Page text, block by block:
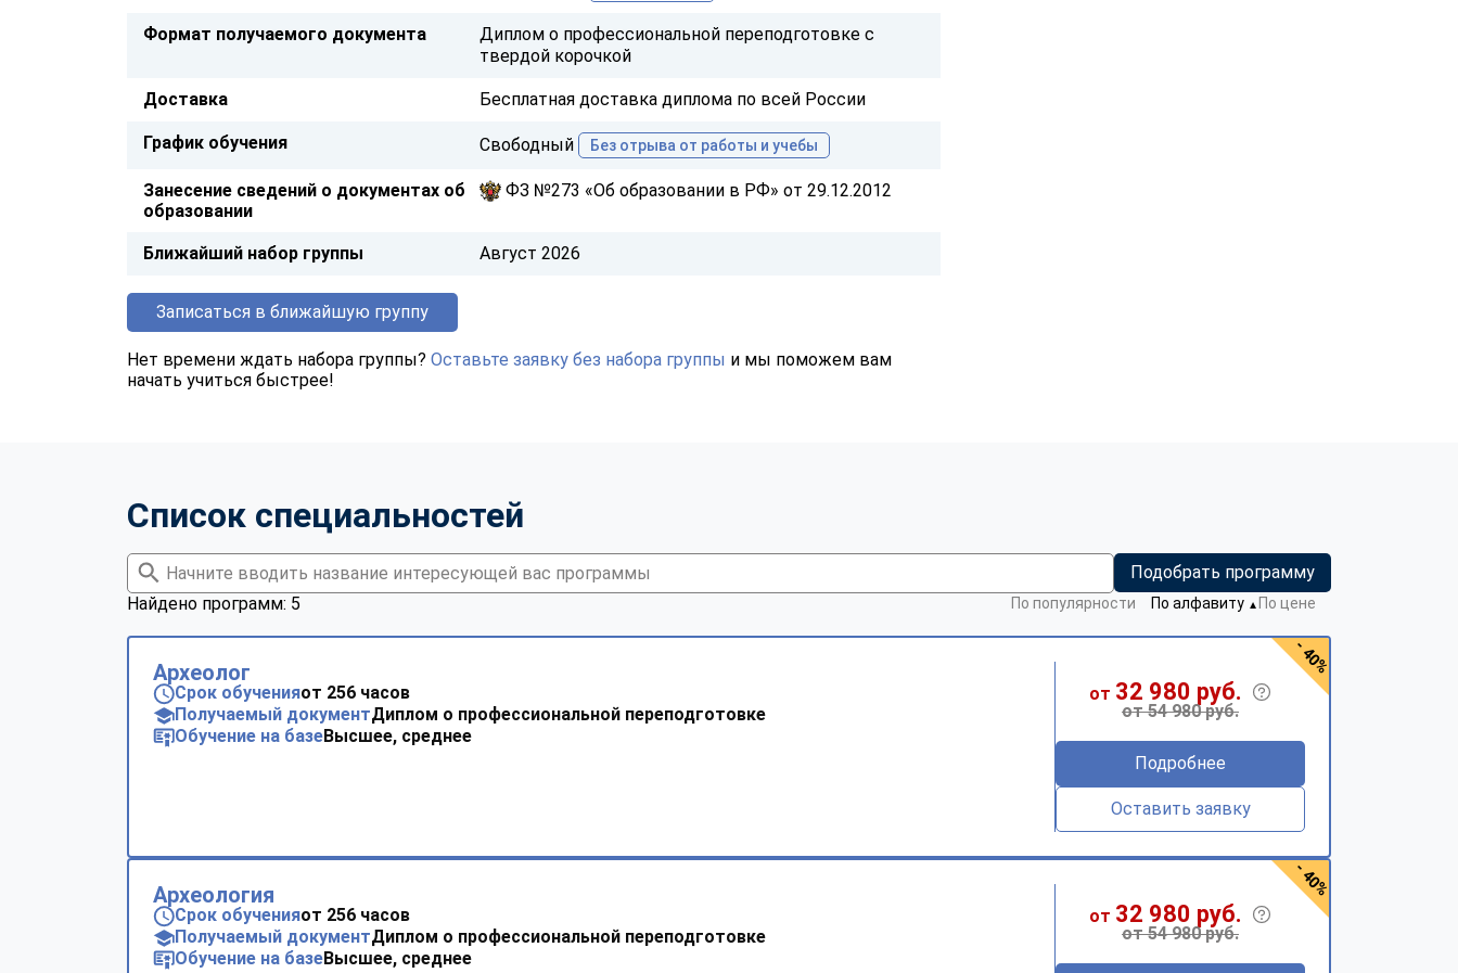
Формат получаемого документа
Диплом о профессиональной переподготовке с
твердой корочкой
Доставка Бесплатная доставка диплома по всей России
График обучения Свободный Без отрыва от работы и учебы
Занесение сведений о документах об
образовании
ФЗ №273 «Об образовании в РФ» от 29.12.2012
Ближайший набор группы Август 2026
Записаться в ближайшую группу
Нет времени ждать набора группы? Оставьте заявку без набора группы и мы поможем вам
начать учиться быстрее!
Список специальностей
Подобрать программу
Найдено программ: 5
По популярности По алфавиту ▼ По цене
Археолог
Срок обученияот 256 часов
Получаемый документДиплом о профессиональной переподготовке
Обучение на базеВысшее, среднее
от 32 980 руб.
от 54 980 руб.
Подробнее
Оставить заявку
- 40%
Археология
Срок обученияот 256 часов
Получаемый документДиплом о профессиональной переподготовке
Обучение на базеВысшее, среднее
от 32 980 руб.
от 54 980 руб.
- 40%